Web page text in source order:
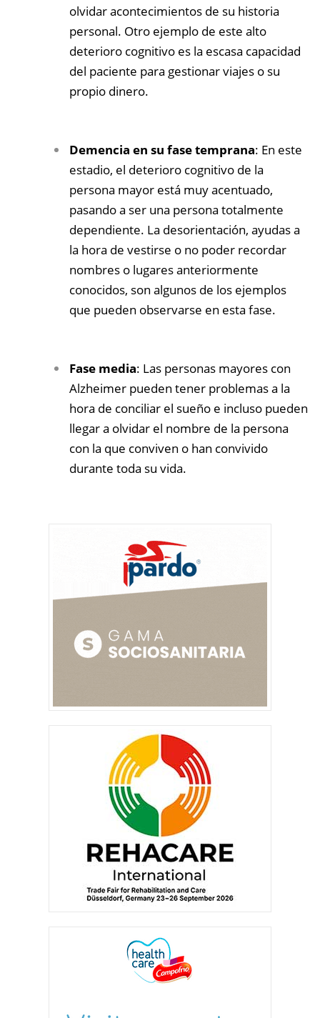
olvidar acontecimientos de su historia
personal. Otro ejemplo de este alto
deterioro cognitivo es la escasa capacidad
del paciente para gestionar viajes o su
propio dinero.
Demencia en su fase temprana: En este
estadio, el deterioro cognitivo de la
persona mayor está muy acentuado,
pasando a ser una persona totalmente
dependiente. La desorientación, ayudas a
la hora de vestirse o no poder recordar
nombres o lugares anteriormente
conocidos, son algunos de los ejemplos
que pueden observarse en esta fase.
Fase media: Las personas mayores con
Alzheimer pueden tener problemas a la
hora de conciliar el sueño e incluso pueden
llegar a olvidar el nombre de la persona
con la que conviven o han convivido
durante toda su vida.